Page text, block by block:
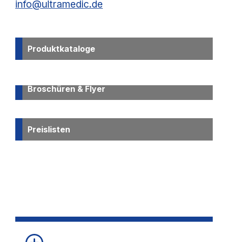
info@ultramedic.de
Produktkataloge
Broschüren & Flyer
Preislisten